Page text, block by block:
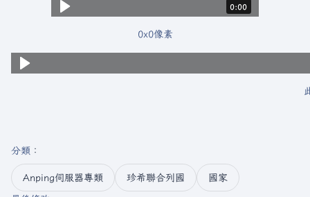
時長：0 秒。
0:00
0x0像素
分類 ：​
Anping伺服器專類 珍希聯合列國
國家